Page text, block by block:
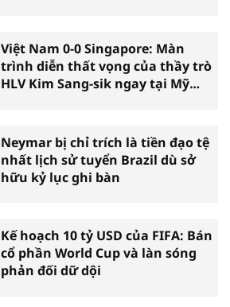
Việt Nam 0-0 Singapore: Màn
trình diễn thất vọng của thầy trò
HLV Kim Sang-sik ngay tại Mỹ
Neymar bị chỉ trích là tiền đạo tệ
nhất lịch sử tuyển Brazil dù sở
hữu kỷ lục ghi bàn
Kế hoạch 10 tỷ USD của FIFA: Bán
cổ phần World Cup và làn sóng
phản đối dữ dội